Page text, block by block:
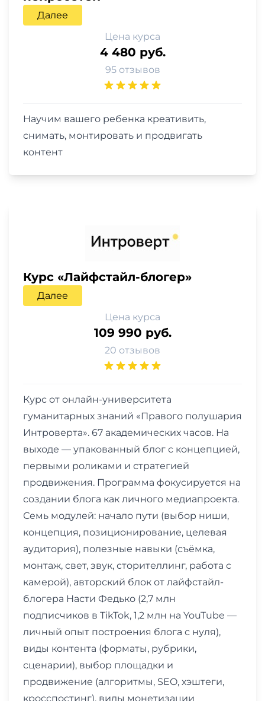
Далее
Цена курса
4 480 руб.
95 отзывов
Научим вашего ребенка креативить,
снимать, монтировать и продвигать
контент
Курс «Лайфстайл-блогер»
Далее
Цена курса
109 990 руб.
20 отзывов
Курс от онлайн-университета
гуманитарных знаний «Правого полушария
Интроверта». 67 академических часов. На
выходе — упакованный блог с концепцией,
первыми роликами и стратегией
продвижения. Программа фокусируется на
создании блога как личного медиапроекта.
Семь модулей: начало пути (выбор ниши,
концепция, позиционирование, целевая
аудитория), полезные навыки (съёмка,
монтаж, свет, звук, сторителлинг, работа с
камерой), авторский блок от лайфстайл-
блогера Насти Федько (2,7 млн
подписчиков в TikTok, 1,2 млн на YouTube —
личный опыт построения блога с нуля),
виды контента (форматы, рубрики,
сценарии), выбор площадки и
продвижение (алгоритмы, SEO, хэштеги,
кросспостинг), виды монетизации